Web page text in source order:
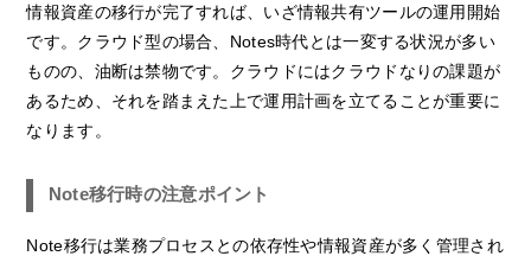
情報資産の移行が完了すれば、いざ情報共有ツールの運用開始
です。クラウド型の場合、Notes時代とは一変する状況が多い
ものの、油断は禁物です。クラウドにはクラウドなりの課題が
あるため、それを踏まえた上で運用計画を立てることが重要に
なります。
Note移行時の注意ポイント
Note移行は業務プロセスとの依存性や情報資産が多く管理され